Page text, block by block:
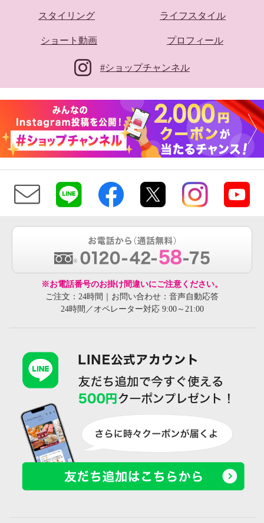
スタイリング ライフスタイル
ショート動画 プロフィール
#ショップチャンネル
※お電話番号のお掛け間違いにご注意ください。
ご注文：24時間｜お問い合わせ：音声自動応答
24時間／オペレーター対応 9:00～21:00